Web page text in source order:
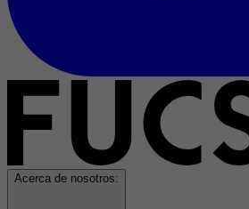
Acerca de nosotros: